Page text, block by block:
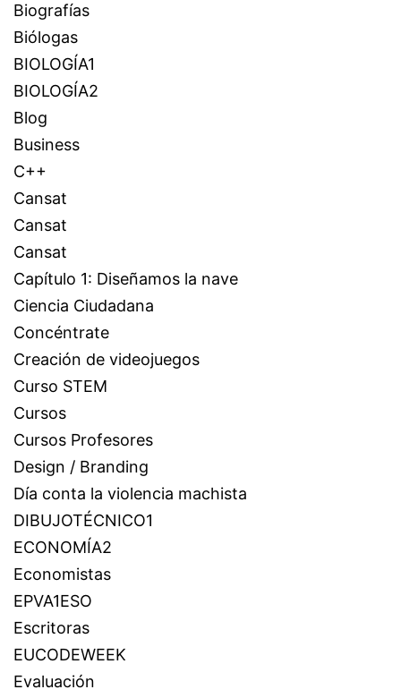
Biografías
Biólogas
BIOLOGÍA1
BIOLOGÍA2
Blog
Business
C++
Cansat
Cansat
Cansat
Capítulo 1: Diseñamos la nave
Ciencia Ciudadana
Concéntrate
Creación de videojuegos
Curso STEM
Cursos
Cursos Profesores
Design / Branding
Día conta la violencia machista
DIBUJOTÉCNICO1
ECONOMÍA2
Economistas
EPVA1ESO
Escritoras
EUCODEWEEK
Evaluación